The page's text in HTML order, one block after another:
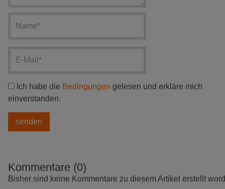
Ich habe die Bedingungen gelesen und erkläre mich
einverstanden.
Kommentare (0)
Bisher sind keine Kommentare zu diesem Artikel erstellt